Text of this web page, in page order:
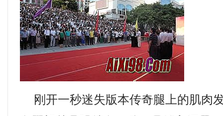
刚开一秒迷失版本传奇腿上的肌肉